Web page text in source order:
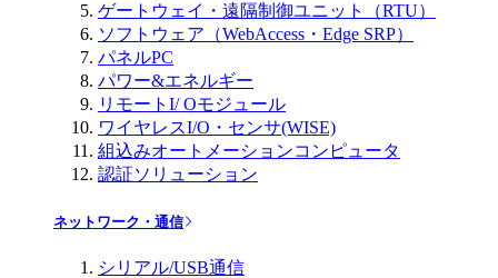
ゲートウェイ・遠隔制御ユニット（RTU）
ソフトウェア（WebAccess・Edge SRP）
パネルPC
パワー&エネルギー
リモートI/ Oモジュール
ワイヤレスI/O・センサ(WISE)
組込みオートメーションコンピュータ
認証ソリューション
ネットワーク・通信
シリアル/USB通信